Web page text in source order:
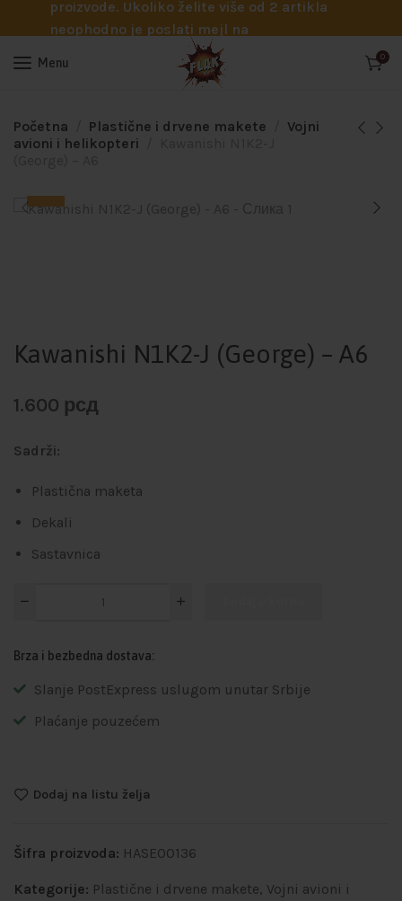
proizvode. Ukoliko želite više od 2 artikla
neophodno je poslati mejl na
info@flakhobby.com sa preciznim šiframa
proizvoda. Svakako nas možete pozvati
potrebna pomoć oko odabira.
Menu 0
Početna Plastične i drvene makete
Vojni
avioni i helikopteri
Kawanishi N1K2-J (George) – A6
1.600 рсд
Sadrži:
Plastična maketa
Dekali
Sastavnica
Brza i bezbedna dostava:
Slanje PostExpress uslugom unutar Srbije
Plaćanje pouzećem
Dodaj na listu želja
Šifra proizvoda: HASE00136
Kategorije: Plastične i drvene makete, Vojni avioni i